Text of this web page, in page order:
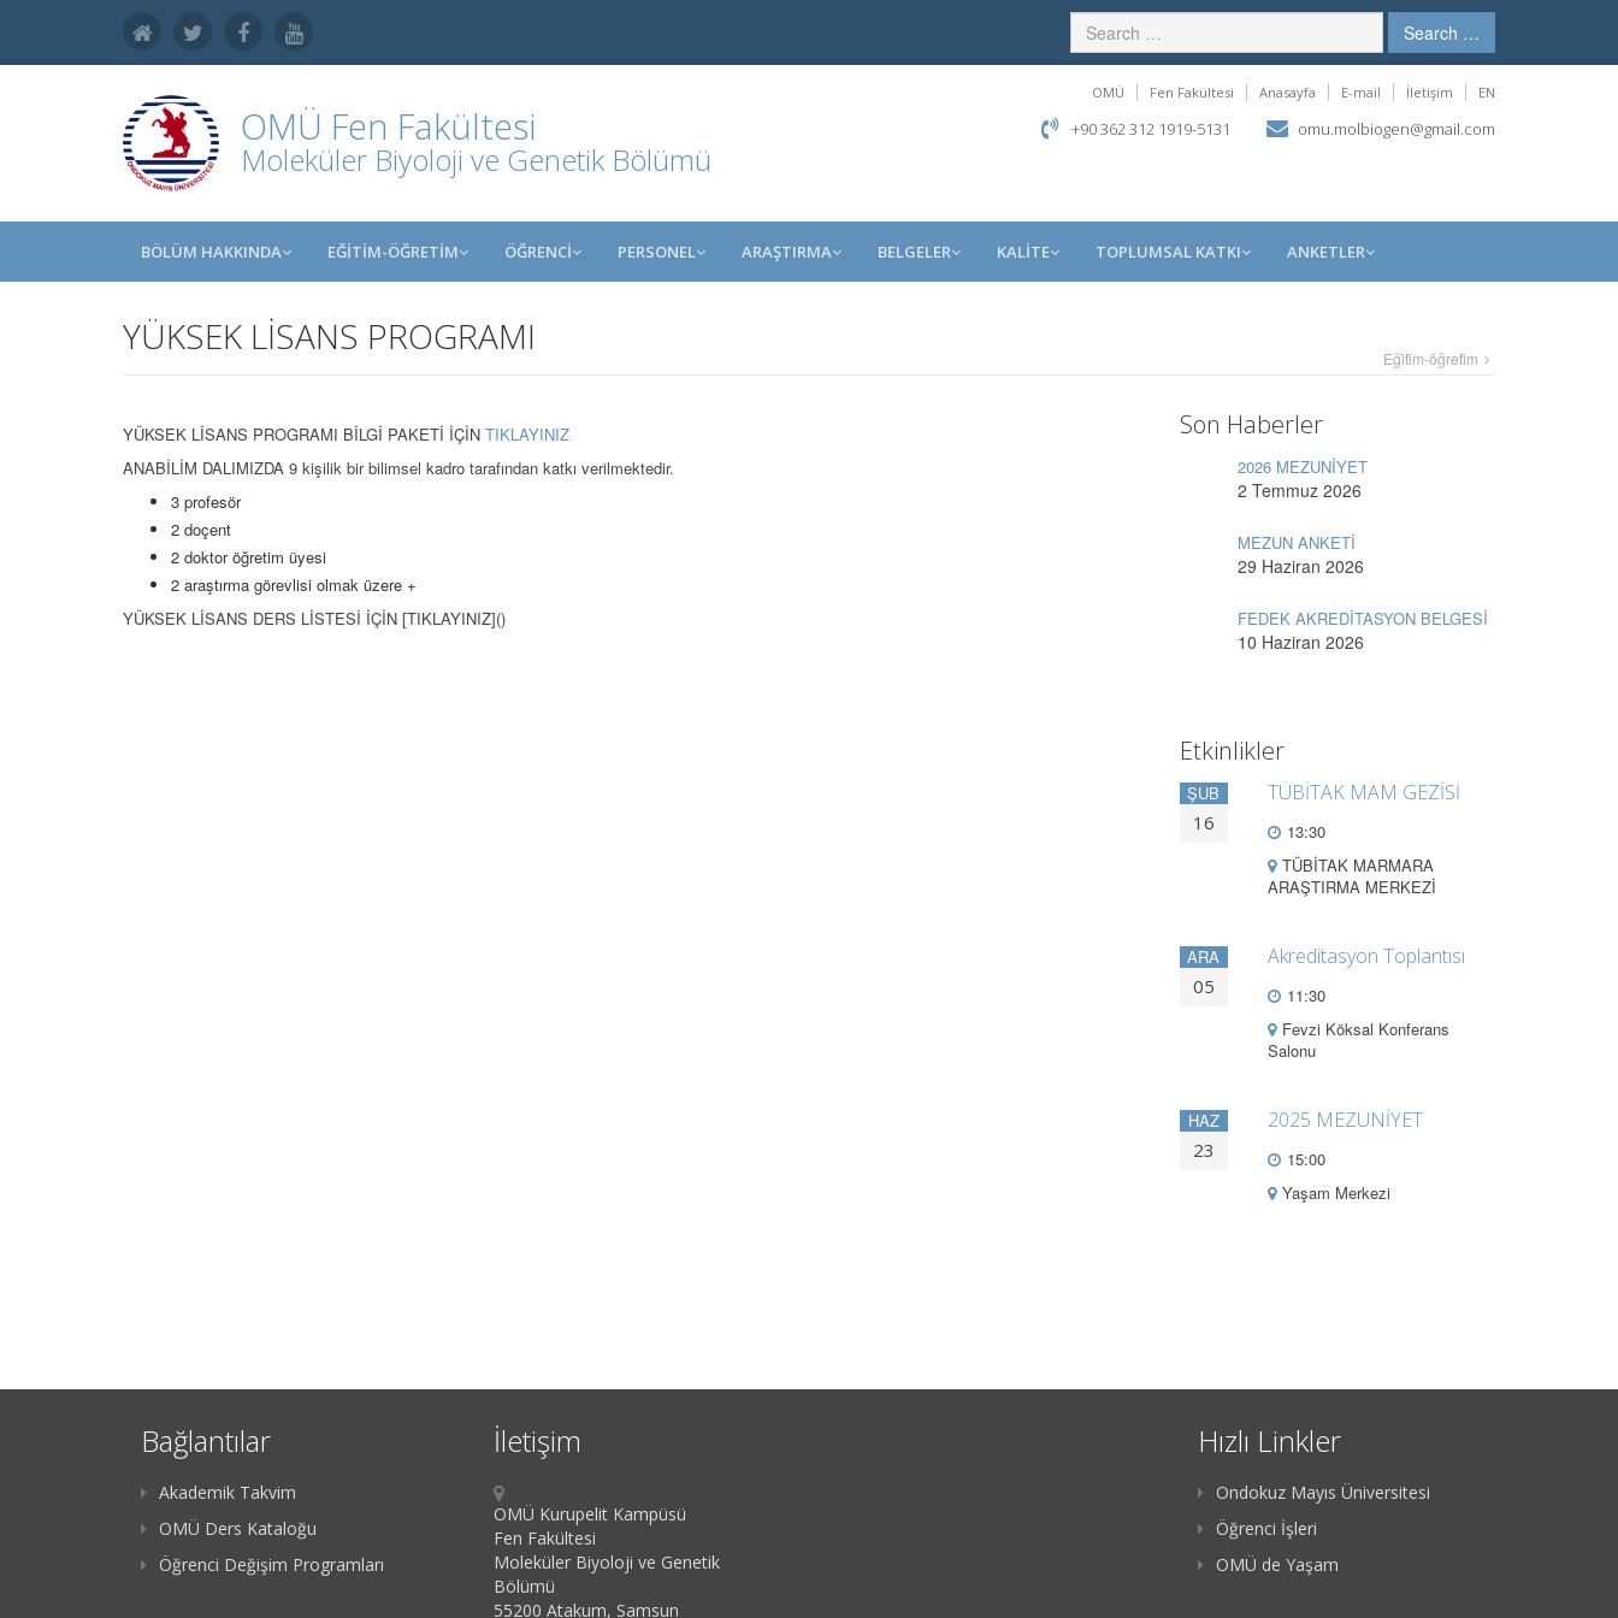
Search …
OMÜ Fen Fakültesi
Moleküler Biyoloji ve Genetik Bölümü
OMÜ Fen Fakültesi Anasayfa E-mail İletişim EN
+90 362 312 1919-5131 omu.molbiogen@gmail.com
BÖLÜM HAKKINDA EĞİTİM-ÖĞRETİM ÖĞRENCİ PERSONEL ARAŞTIRMA BELGELER KALİTE TOPLUMSAL KATKI ANKETLER
YÜKSEK LİSANS PROGRAMI Eği̇ti̇m-öğreti̇m
YÜKSEK LİSANS PROGRAMI BİLGİ PAKETİ İÇİN TIKLAYINIZ
ANABİLİM DALIMIZDA 9 kişilik bir bilimsel kadro tarafından katkı verilmektedir.
3 profesör
2 doçent
2 doktor öğretim üyesi
2 araştırma görevlisi olmak üzere +
YÜKSEK LİSANS DERS LİSTESİ İÇİN [TIKLAYINIZ]()
Son Haberler
2026 MEZUNİYET
2 Temmuz 2026
MEZUN ANKETİ
29 Haziran 2026
FEDEK AKREDİTASYON BELGESİ
10 Haziran 2026
Etkinlikler
ŞUB
16
TÜBİTAK MAM GEZİSİ
13:30
TÜBİTAK MARMARA
ARAŞTIRMA MERKEZİ
ARA
05
Akreditasyon Toplantısı
11:30
Fevzi Köksal Konferans
Salonu
HAZ
23
2025 MEZUNİYET
15:00
Yaşam Merkezi
Bağlantılar
Akademik Takvim
OMÜ Ders Kataloğu
Öğrenci Değişim Programları
İletişim
OMÜ Kurupelit Kampüsü
Fen Fakültesi
Moleküler Biyoloji ve Genetik
Bölümü
55200 Atakum, Samsun
Hızlı Linkler
Ondokuz Mayıs Üniversitesi
Öğrenci İşleri
OMÜ de Yaşam